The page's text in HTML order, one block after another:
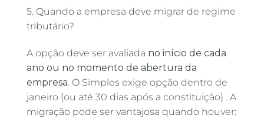
5. Quando a empresa deve migrar de regime
tributário?
A opção deve ser avaliada no início de cada
ano ou no momento de abertura da
empresa. O Simples exige opção dentro de
janeiro (ou até 30 dias após a constituição) . A
migração pode ser vantajosa quando houver: